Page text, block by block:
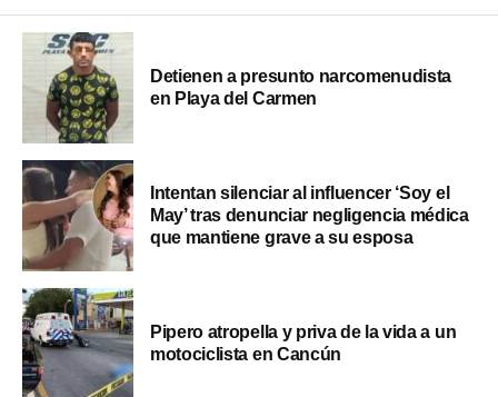
Detienen a presunto narcomenudista
en Playa del Carmen
Intentan silenciar al influencer ‘Soy el
May’ tras denunciar negligencia médica
que mantiene grave a su esposa
Pipero atropella y priva de la vida a un
motociclista en Cancún